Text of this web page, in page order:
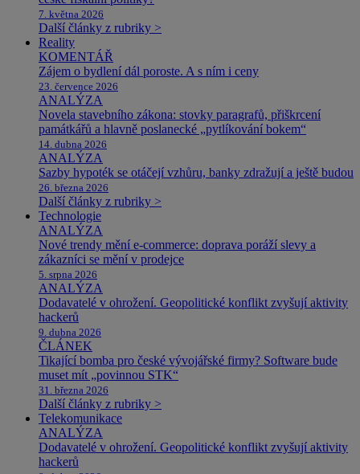
7. května 2026
Další články z rubriky >
Reality
KOMENTÁŘ
Zájem o bydlení dál poroste. A s ním i ceny
23. července 2026
ANALÝZA
Novela stavebního zákona: stovky paragrafů, přiškrcení
památkářů a hlavně poslanecké „pytlíkování bokem“
14. dubna 2026
ANALÝZA
Sazby hypoték se otáčejí vzhůru, banky zdražují a ještě budou
26. března 2026
Další články z rubriky >
Technologie
ANALÝZA
Nové trendy mění e-commerce: doprava poráží slevy a
zákazníci se mění v prodejce
5. srpna 2026
ANALÝZA
Dodavatelé v ohrožení. Geopolitické konflikt zvyšují aktivity
hackerů
9. dubna 2026
ČLÁNEK
Tikající bomba pro české vývojářské firmy? Software bude
muset mít „povinnou STK“
31. března 2026
Další články z rubriky >
Telekomunikace
ANALÝZA
Dodavatelé v ohrožení. Geopolitické konflikt zvyšují aktivity
hackerů